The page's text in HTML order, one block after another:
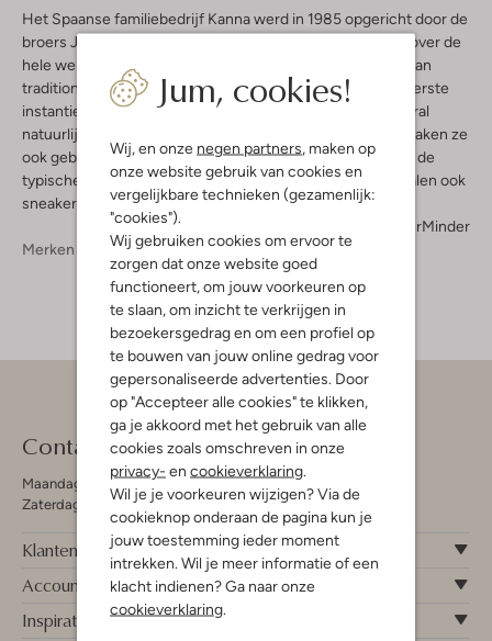
Jum, cookies!
Wij, en onze negen partners , maken op
onze website gebruik van cookies en
vergelijkbare technieken (gezamenlijk:
"cookies").
Wij gebruiken cookies om ervoor te
zorgen dat onze website goed
functioneert, om jouw voorkeuren op
te slaan, om inzicht te verkrijgen in
bezoekersgedrag en om een profiel op
te bouwen van jouw online gedrag voor
gepersonaliseerde advertenties. Door
op "Accepteer alle cookies" te klikken,
ga je akkoord met het gebruik van alle
cookies zoals omschreven in onze
privacy- en cookieverklaring
Wil je je voorkeuren wijzigen? Via de
cookieknop onderaan de pagina kun je
jouw toestemming ieder moment
intrekken. Wil je meer informatie of een
klacht indienen? Ga naar onze
cookieverklaring
Het Spaanse familiebedrijf Kanna werd in 1985 opgericht door de
broers John en Thomas de la Cerda. Zij wilden de dames over de
hele wereld kennis laten maken met de elegantie en stijl van
traditionele mediterrane schoenen. Daarbij legden ze in eerste
instantie de nadruk op het gebruik van traditionele en vooral
natuurlijke materialen, zoals leer en jute. Tegenwoordig maken ze
ook gebruik van moderne materialen en brengen ze naast de
typische open zomerschoenen zoals espadrilles en sandalen ook
sneakers voor dames uit.
MeerMinder
Merken
Kanna
Contact
Maandag - Vrijdag 09:00 - 19:00 uur
Zaterdag 09:00 - 17:00 uur
Klantenservice
Account
Inspiratie